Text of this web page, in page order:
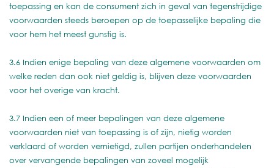
toepassing en kan de consument zich in geval van tegenstrijdige
voorwaarden steeds beroepen op de toepasselijke bepaling die
voor hem het meest gunstig is.
3.6 Indien enige bepaling van deze algemene voorwaarden om
welke reden dan ook niet geldig is, blijven deze voorwaarden
voor het overige van kracht.
3.7 Indien een of meer bepalingen van deze algemene
voorwaarden niet van toepassing is of zijn, nietig worden
verklaard of worden vernietigd, zullen partijen onderhandelen
over vervangende bepalingen van zoveel mogelijk